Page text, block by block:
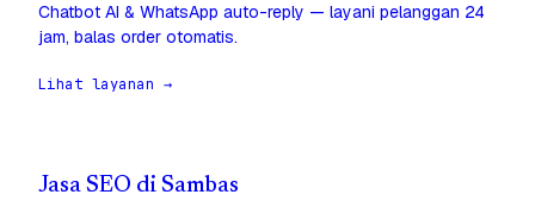
Chatbot AI & WhatsApp auto-reply — layani pelanggan 24
jam, balas order otomatis.
Lihat layanan →
Jasa SEO di Sambas